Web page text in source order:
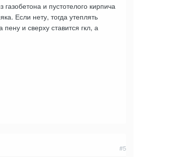
и пустотелого кирпича
Если нету, тогда утеплять
и сверху ставится гкл, а
#5